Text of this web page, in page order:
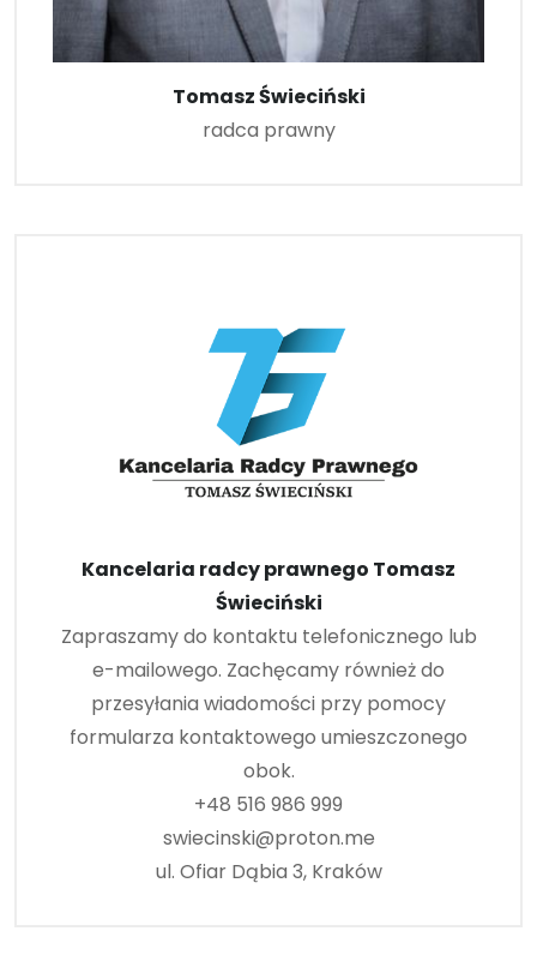
Tomasz Świeciński
radca prawny
Kancelaria radcy prawnego Tomasz
Świeciński
Zapraszamy do kontaktu telefonicznego lub
e-mailowego. Zachęcamy również do
przesyłania wiadomości przy pomocy
formularza kontaktowego umieszczonego
obok.
+48 516 986 999
swiecinski@proton.me
ul. Ofiar Dąbia 3, Kraków